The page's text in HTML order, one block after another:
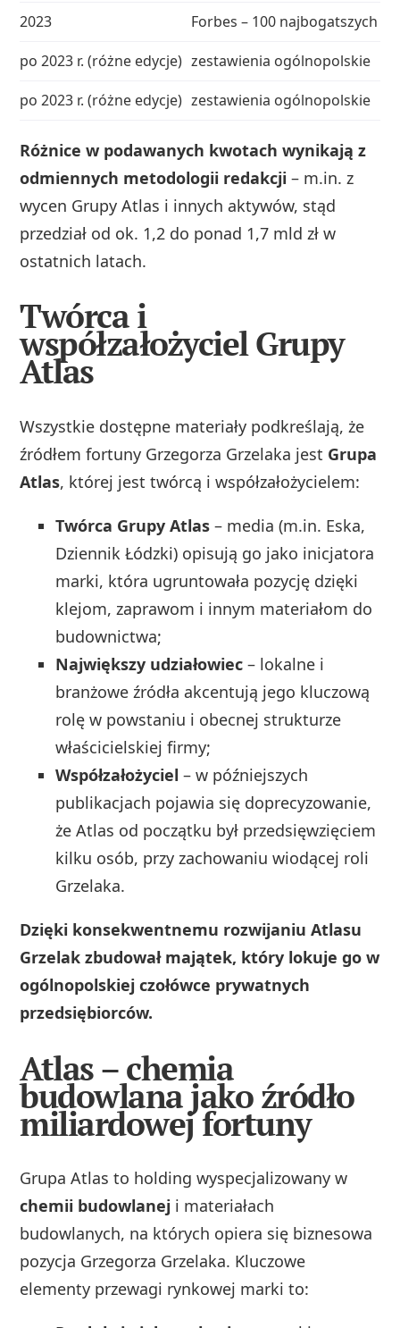
2023
Forbes – 100 najbogatszych
po 2023 r. (różne edycje) zestawienia ogólnopolskie
po 2023 r. (różne edycje) zestawienia ogólnopolskie
Różnice w podawanych kwotach wynikają z
odmiennych metodologii redakcji – m.in. z
wycen Grupy Atlas i innych aktywów, stąd
przedział od ok. 1,2 do ponad 1,7 mld zł w
ostatnich latach.
Twórca i
współzałożyciel Grupy
Atlas
Wszystkie dostępne materiały podkreślają, że
źródłem fortuny Grzegorza Grzelaka jest Grupa
Atlas, której jest twórcą i współzałożycielem:
Twórca Grupy Atlas – media (m.in. Eska,
Dziennik Łódzki) opisują go jako inicjatora
marki, która ugruntowała pozycję dzięki
klejom, zaprawom i innym materiałom do
budownictwa;
Największy udziałowiec – lokalne i
branżowe źródła akcentują jego kluczową
rolę w powstaniu i obecnej strukturze
właścicielskiej firmy;
Współzałożyciel – w późniejszych
publikacjach pojawia się doprecyzowanie,
że Atlas od początku był przedsięwzięciem
kilku osób, przy zachowaniu wiodącej roli
Grzelaka.
Dzięki konsekwentnemu rozwijaniu Atlasu
Grzelak zbudował majątek, który lokuje go w
ogólnopolskiej czołówce prywatnych
przedsiębiorców.
Atlas – chemia
budowlana jako źródło
miliardowej fortuny
Grupa Atlas to holding wyspecjalizowany w
chemii budowlanej i materiałach
budowlanych, na których opiera się biznesowa
pozycja Grzegorza Grzelaka. Kluczowe
elementy przewagi rynkowej marki to: